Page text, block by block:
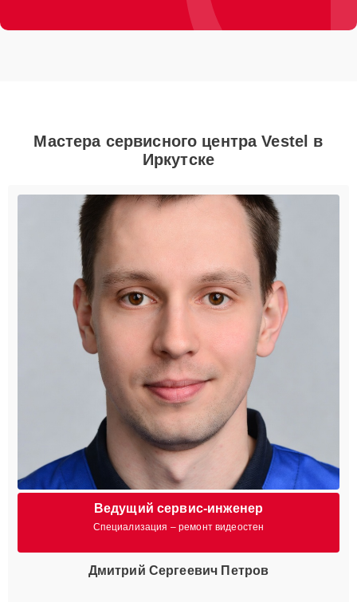
Мастера сервисного центра Vestel в
Иркутске
Ведущий сервис-инженер
Специализация – ремонт видеостен
Дмитрий Сергеевич Петров